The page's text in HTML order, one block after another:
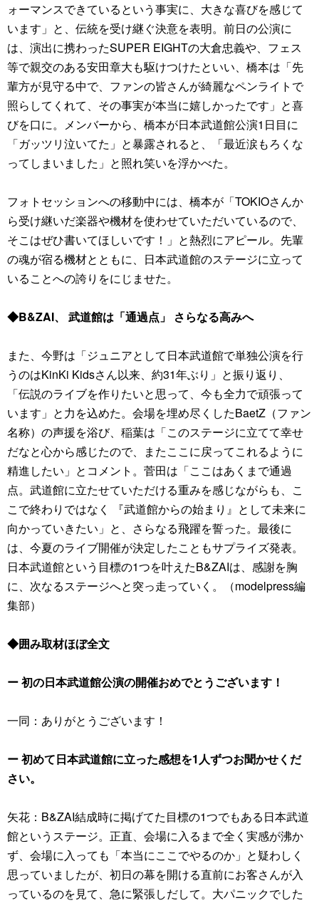
ォーマンスできているという事実に、大きな喜びを感じて
います」と、伝統を受け継ぐ決意を表明。前日の公演に
は、演出に携わったSUPER EIGHTの大倉忠義や、フェス
等で親交のある安田章大も駆けつけたといい、橋本は「先
輩方が見守る中で、ファンの皆さんが綺麗なペンライトで
照らしてくれて、その事実が本当に嬉しかったです」と喜
びを口に。メンバーから、橋本が日本武道館公演1日目に
「ガッツリ泣いてた」と暴露されると、「最近涙もろくな
ってしまいました」と照れ笑いを浮かべた。
フォトセッションへの移動中には、橋本が「TOKIOさんか
ら受け継いだ楽器や機材を使わせていただいているので、
そこはぜひ書いてほしいです！」と熱烈にアピール。先輩
の魂が宿る機材とともに、日本武道館のステージに立って
いることへの誇りをにじませた。
◆B&ZAI、 武道館は「通過点」 さらなる高みへ
また、今野は「ジュニアとして日本武道館で単独公演を行
うのはKinKi Kidsさん以来、約31年ぶり」と振り返り、
「伝説のライブを作りたいと思って、今も全力で頑張って
います」と力を込めた。会場を埋め尽くしたBaetZ（ファン
名称）の声援を浴び、稲葉は「このステージに立てて幸せ
だなと心から感じたので、またここに戻ってこれるように
精進したい」とコメント。菅田は「ここはあくまで通過
点。武道館に立たせていただける重みを感じながらも、こ
こで終わりではなく 『武道館からの始まり』として未来に
向かっていきたい」と、さらなる飛躍を誓った。最後に
は、今夏のライブ開催が決定したこともサプライズ発表。
日本武道館という目標の1つを叶えたB&ZAIは、感謝を胸
に、次なるステージへと突っ走っていく。（modelpress編
集部）
◆囲み取材ほぼ全文
ー 初の日本武道館公演の開催おめでとうございます！
一同：ありがとうございます！
ー 初めて日本武道館に立った感想を1人ずつお聞かせくだ
さい。
矢花：B&ZAI結成時に掲げてた目標の1つでもある日本武道
館というステージ。正直、会場に入るまで全く実感が沸か
ず、会場に入っても「本当にここでやるのか」と疑わしく
思っていましたが、初日の幕を開ける直前にお客さんが入
っているのを見て、急に緊張しだして。大パニックでした